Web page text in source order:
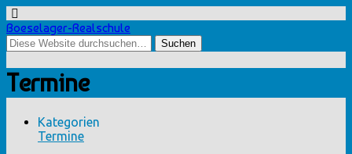
Boeselager-Realschule
Termine
Kategorien
Termine